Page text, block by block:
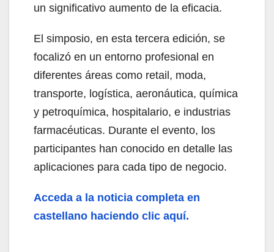
un significativo aumento de la eficacia.
El simposio, en esta tercera edición, se
focalizó en un entorno profesional en
diferentes áreas como retail, moda,
transporte, logística, aeronáutica, química
y petroquímica, hospitalario, e industrias
farmacéuticas. Durante el evento, los
participantes han conocido en detalle las
aplicaciones para cada tipo de negocio.
Acceda a la noticia completa en
castellano haciendo clic aquí.